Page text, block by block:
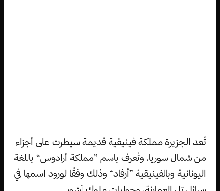
تُعد الجزيرة مملكة فينيقية قديمة سيطرت على أجزاء
من شمال سوريا، وتُعرف باسم ”مملكة أرادوس“ باللغة
اليونانية وبالفينيقية ”أرفاد“ وذلك وفقًا لورود اسمها في